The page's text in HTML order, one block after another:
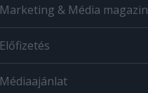
Marketing & Média magazin
Előfizetés
Médiaajánlat